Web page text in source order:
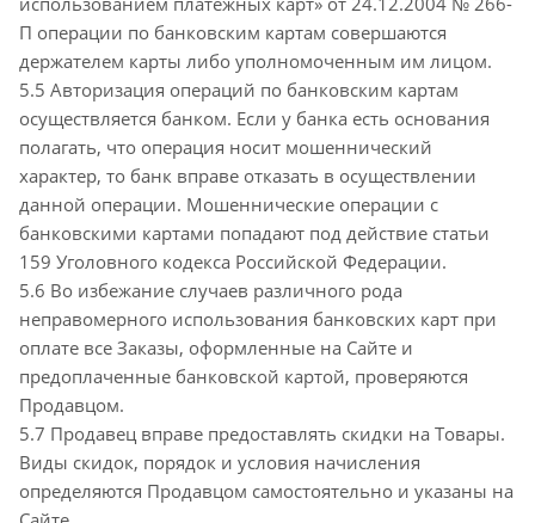
П операции по банковским картам совершаются
держателем карты либо уполномоченным им лицом.
5.5 Авторизация операций по банковским картам
осуществляется банком. Если у банка есть основания
полагать, что операция носит мошеннический
характер, то банк вправе отказать в осуществлении
данной операции. Мошеннические операции с
банковскими картами попадают под действие статьи
159 Уголовного кодекса Российской Федерации.
5.6 Во избежание случаев различного рода
неправомерного использования банковских карт при
оплате все Заказы, оформленные на Сайте и
предоплаченные банковской картой, проверяются
Продавцом.
5.7 Продавец вправе предоставлять скидки на Товары.
Виды скидок, порядок и условия начисления
определяются Продавцом самостоятельно и указаны на